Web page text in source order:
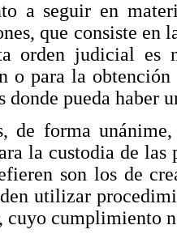
a seguir en
que consiste en
orden judicial es
o para la obtención
donde pueda haber
de forma
la custodia de las
son los de
utilizar
cuyo cumplimiento